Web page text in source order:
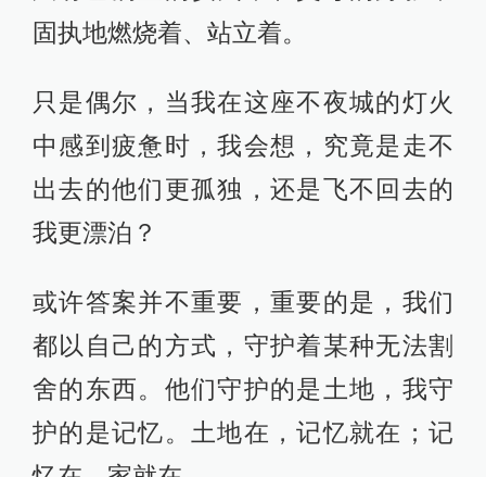
固执地燃烧着、站立着。
只是偶尔，当我在这座不夜城的灯火
中感到疲惫时，我会想，究竟是走不
出去的他们更孤独，还是飞不回去的
我更漂泊？
或许答案并不重要，重要的是，我们
都以自己的方式，守护着某种无法割
舍的东西。他们守护的是土地，我守
护的是记忆。土地在，记忆就在；记